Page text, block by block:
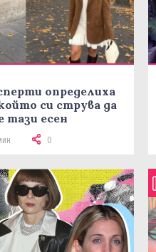
определиха
си струва да
тази есен
0